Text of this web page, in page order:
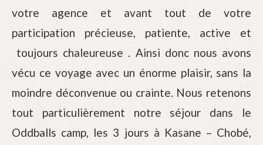
votre agence et avant tout de votre
participation précieuse, patiente, active et
toujours chaleureuse . Ainsi donc nous avons
vécu ce voyage avec un énorme plaisir, sans la
moindre déconvenue ou crainte. Nous retenons
tout particulièrement notre séjour dans le
Oddballs camp, les 3 jours à Kasane – Chobé,